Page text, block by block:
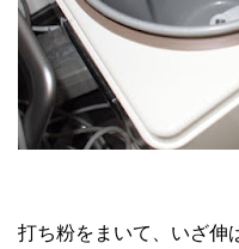
打ち粉をまいて、いざ伸